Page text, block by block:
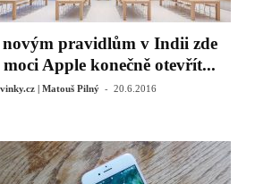
pravidlům v Indii zde
Apple konečně otevřít...
| Matouš Pilný - 20.6.2016